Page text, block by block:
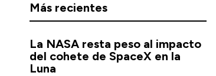
Más recientes
La NASA resta peso al impacto
del cohete de SpaceX en la
Luna